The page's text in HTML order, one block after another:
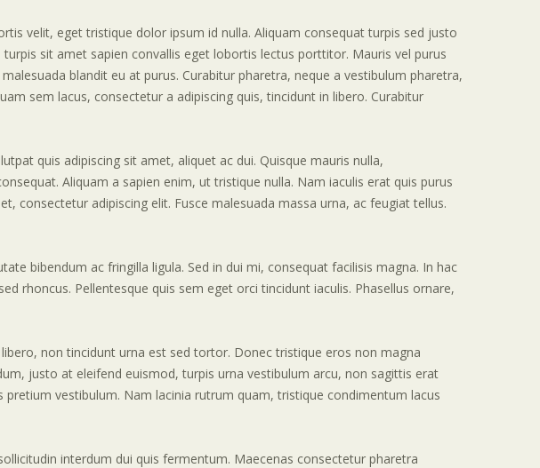
velit, eget tristique dolor ipsum id nulla. Aliquam consequat turpis sed justo
sit amet sapien convallis eget lobortis lectus porttitor. Mauris vel purus
blandit eu at purus. Curabitur pharetra, neque a vestibulum pharetra,
sem lacus, consectetur a adipiscing quis, tincidunt in libero. Curabitur
quis adipiscing sit amet, aliquet ac dui. Quisque mauris nulla,
Aliquam a sapien enim, ut tristique nulla. Nam iaculis erat quis purus
consectetur adipiscing elit. Fusce malesuada massa urna, ac feugiat tellus.
bibendum ac fringilla ligula. Sed in dui mi, consequat facilisis magna. In hac
rhoncus. Pellentesque quis sem eget orci tincidunt iaculis. Phasellus ornare,
non tincidunt urna est sed tortor. Donec tristique eros non magna
justo at eleifend euismod, turpis urna vestibulum arcu, non sagittis erat
vestibulum. Nam lacinia rutrum quam, tristique condimentum lacus
interdum dui quis fermentum. Maecenas consectetur pharetra